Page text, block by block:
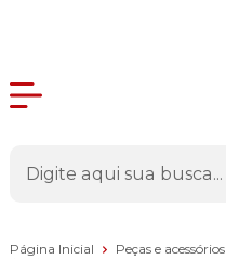
Página Inicial Peças e acessórios